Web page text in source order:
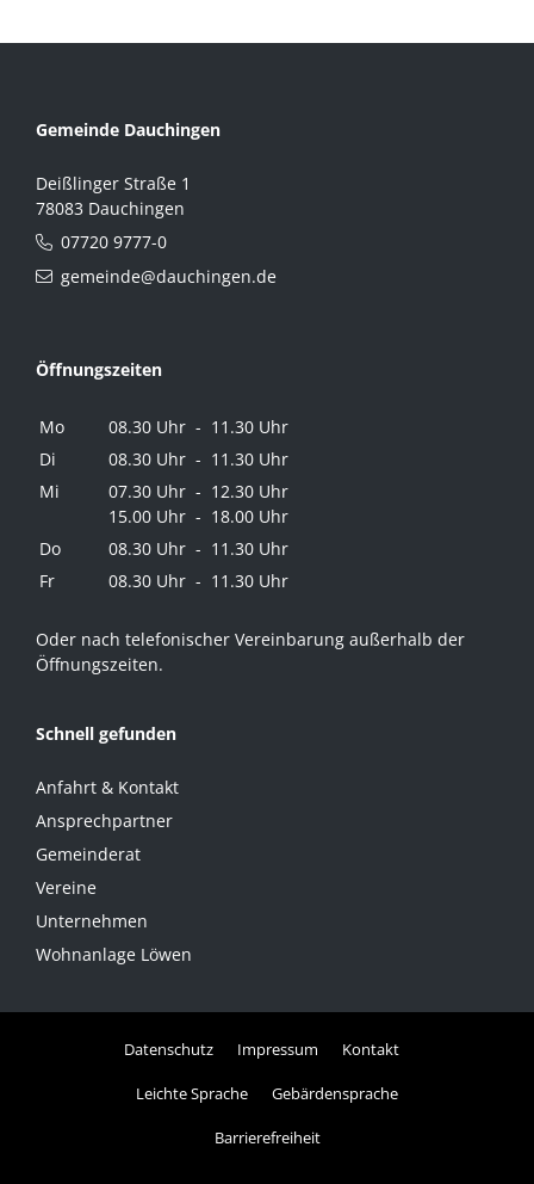
Gemeinde Dauchingen
Deißlinger Straße 1
78083 Dauchingen
07720 9777-0
gemeinde@dauchingen.de
Öffnungszeiten
Mo
08.30 Uhr - 11.30 Uhr
Di
08.30 Uhr - 11.30 Uhr
Mi
07.30 Uhr - 12.30 Uhr
15.00 Uhr - 18.00 Uhr
Do
08.30 Uhr - 11.30 Uhr
Fr
08.30 Uhr - 11.30 Uhr
Oder nach telefonischer Vereinbarung außerhalb der
Öffnungszeiten.
Schnell gefunden
Anfahrt & Kontakt
Ansprechpartner
Gemeinderat
Vereine
Unternehmen
Wohnanlage Löwen
Datenschutz Impressum Kontakt
Leichte Sprache Gebärdensprache
Barrierefreiheit